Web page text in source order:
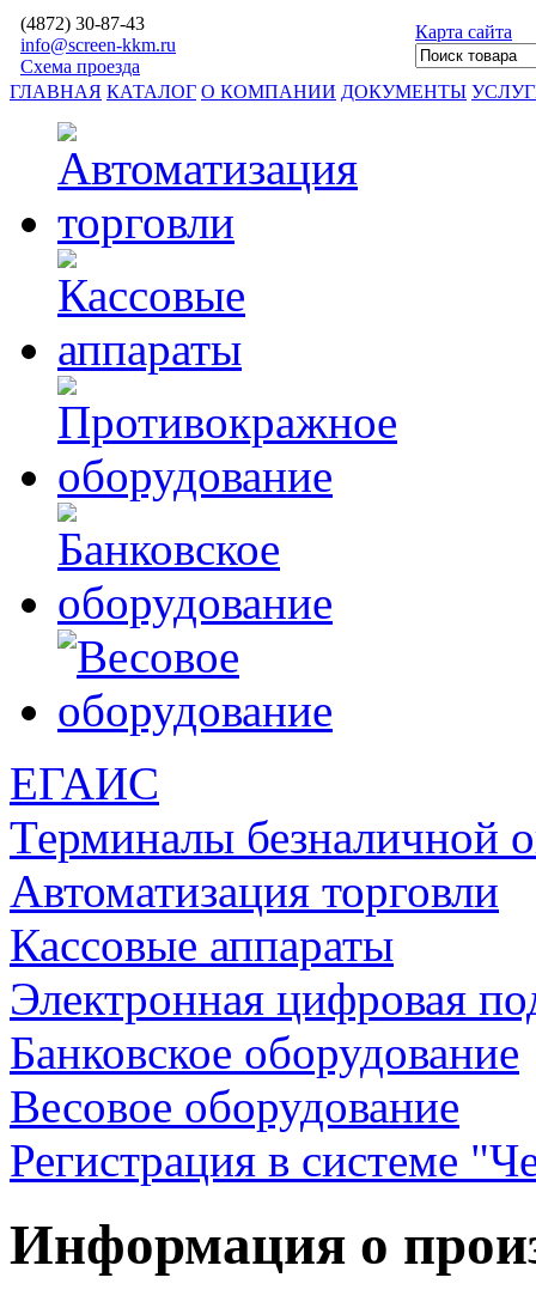
(4872) 30-87-43
info@screen-kkm.ru
Схема проезда
Карта сайта
ГЛАВНАЯ КАТАЛОГ О КОМПАНИИ ДОКУМЕНТЫ
ЕГАИС
Терминалы безналичной
Автоматизация торговли
Кассовые аппараты
Электронная цифровая
Банковское оборудование
Весовое оборудование
Регистрация в системе
Информация о